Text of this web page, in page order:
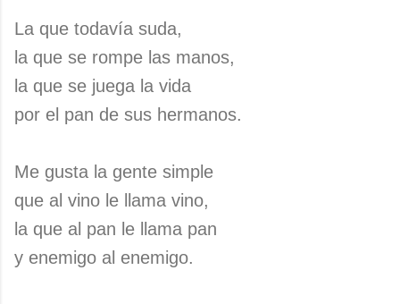
La que todavía suda,
la que se rompe las manos,
la que se juega la vida
por el pan de sus hermanos.
Me gusta la gente simple
que al vino le llama vino,
la que al pan le llama pan
y enemigo al enemigo.